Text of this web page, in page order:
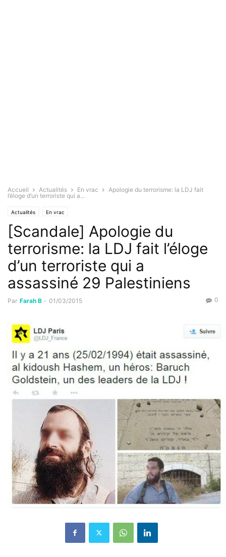
Accueil Actualités En vrac
Apologie du terrorisme: la LDJ fait
l’éloge d’un terroriste qui a...
Actualités En vrac
[Scandale] Apologie du
terrorisme: la LDJ fait l’éloge
d’un terroriste qui a
assassiné 29 Palestiniens
Par Farah B - 01/03/2015 0